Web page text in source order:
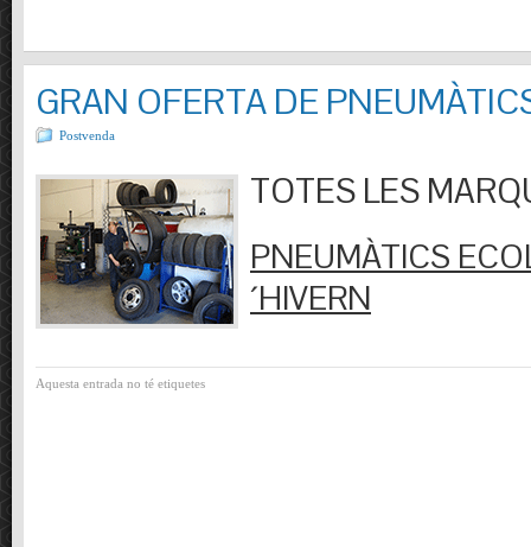
GRAN OFERTA DE
Postvenda
TOTES LES
PNEUMÀTICS
´HIVERN
Aquesta entrada no té etiquetes